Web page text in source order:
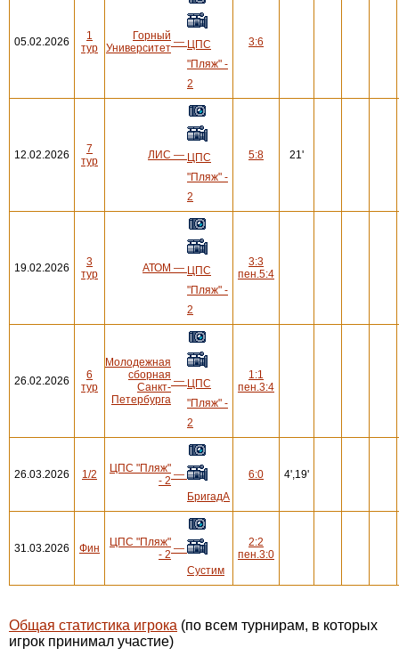
05.02.2026
1
тур
Горный
Университет — ЦПС
"Пляж" -
2
3:6
12.02.2026
7
тур
ЛИС — ЦПС
"Пляж" -
2
5:8 21'
19.02.2026
3
тур
АТОМ — ЦПС
"Пляж" -
2
3:3
пен.5:4
26.02.2026
6
тур
Молодежная
сборная
Санкт-
Петербурга
— ЦПС
"Пляж" -
2
1:1
пен.3:4
26.03.2026 1/2
ЦПС "Пляж"
- 2 —
БригадА
6:0 4',19'
31.03.2026 Фин
ЦПС "Пляж"
- 2 —
Сустим
2:2
пен.3:0
Общая статистика игрока (по всем турнирам, в которых
игрок принимал участие)